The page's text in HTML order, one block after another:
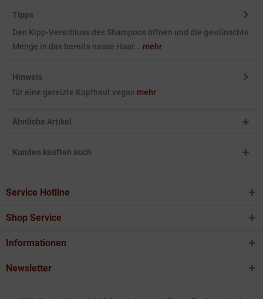
Tipps
Den Kipp-Verschluss des Shampoos öffnen und die gewünschte
Menge in das bereits nasse Haar... mehr
Hinweis
für eine gereizte Kopfhaut vegan mehr
Ähnliche Artikel
Kunden kauften auch
Service Hotline
Shop Service
Informationen
Newsletter